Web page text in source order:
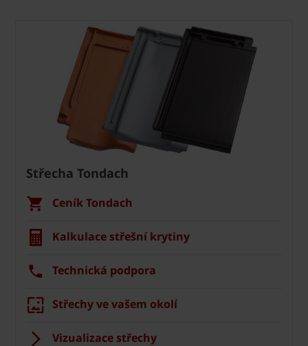
Střecha Tondach
Ceník Tondach
Kalkulace střešní krytiny
Technická podpora
Střechy ve vašem okolí
Vizualizace střechy